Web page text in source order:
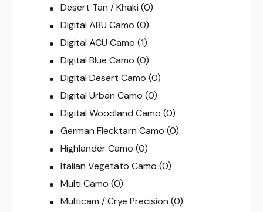
Desert Tan / Khaki (0)
Digital ABU Camo (0)
Digital ACU Camo (1)
Digital Blue Camo (0)
Digital Desert Camo (0)
Digital Urban Camo (0)
Digital Woodland Camo (0)
German Flecktarn Camo (0)
Highlander Camo (0)
Italian Vegetato Camo (0)
Multi Camo (0)
Multicam / Crye Precision (0)